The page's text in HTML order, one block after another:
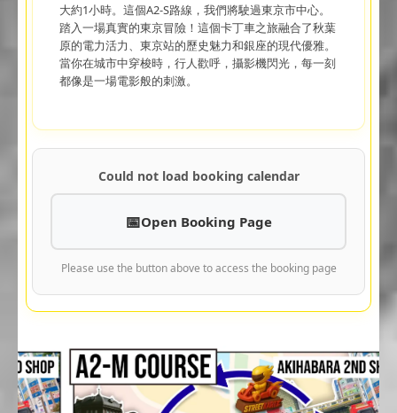
大約1小時。這個A2-S路線，我們將駛過東京市中心。
踏入一場真實的東京冒險！這個卡丁車之旅融合了秋葉
原的電力活力、東京站的歷史魅力和銀座的現代優雅。
當你在城市中穿梭時，行人歡呼，攝影機閃光，每一刻
都像是一場電影般的刺激。
Could not load booking calendar
Open Booking Page
Please use the button above to access the booking page